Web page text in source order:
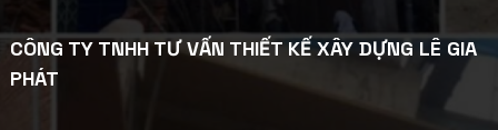
CÔNG TY TNHH TƯ VẤN THIẾT KẾ XÂY DỰNG LÊ GIA
PHÁT